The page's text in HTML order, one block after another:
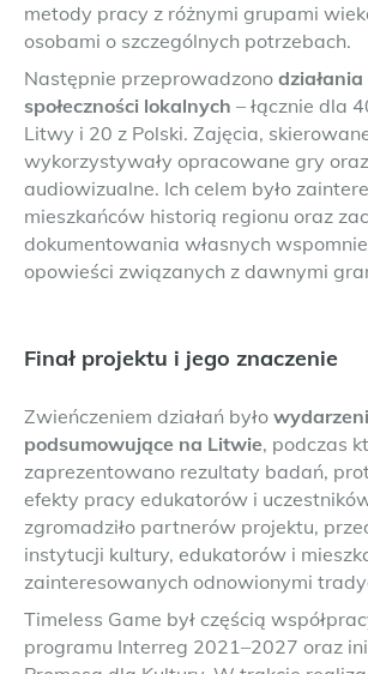
metody pracy z różnymi grupami
osobami o szczególnych potrzebach.
Następnie przeprowadzono
społeczności lokalnych – łącznie dla
Litwy i 20 z Polski. Zajęcia,
wykorzystywały opracowane gry
audiowizualne. Ich celem było
mieszkańców historią regionu oraz
dokumentowania własnych
opowieści związanych z dawnymi
Finał projektu i jego znaczenie
Zwieńczeniem działań było
podsumowujące na Litwie, podczas
zaprezentowano rezultaty badań,
efekty pracy edukatorów i
zgromadziło partnerów projektu,
instytucji kultury, edukatorów i
zainteresowanych odnowionymi
Timeless Game był częścią
programu Interreg 2021–2027 oraz